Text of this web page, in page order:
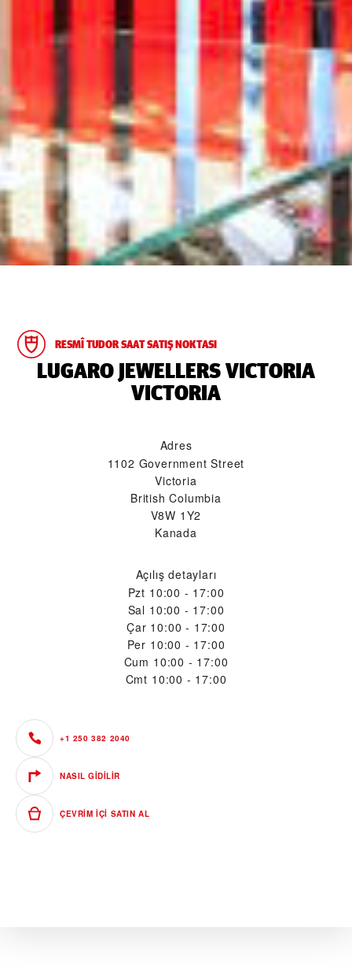
RESMÎ TUDOR SAAT SATIŞ NOKTASI
‭LUGARO JEWELLERS VICTORIA
VICTORIA‬
Adres
1102 Government Street
Victoria
British Columbia
V8W 1Y2
Kanada
Açılış detayları
Pzt 10:00 - 17:00
Sal 10:00 - 17:00
Çar 10:00 - 17:00
Per 10:00 - 17:00
Cum 10:00 - 17:00
Cmt 10:00 - 17:00
+1 250 382 2040
NASIL GIDILIR
ÇEVRIM IÇI SATIN AL